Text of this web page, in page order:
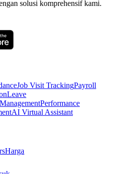
solusi komprehensif kami.
Job Visit TrackingPayroll
Leave
Performance
AI Virtual Assistant
Harga